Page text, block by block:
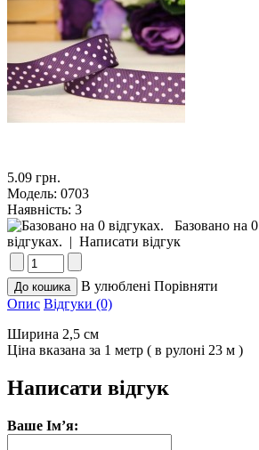
5.09 грн.
Модель: 0703
Наявність: 3
Базовано на 0
відгуках. | Написати відгук
В улюблені Порівняти
Опис Відгуки (0)
Ширина 2,5 см
Ціна вказана за 1 метр ( в рулоні 23 м )
Написати відгук
Ваше Ім’я: